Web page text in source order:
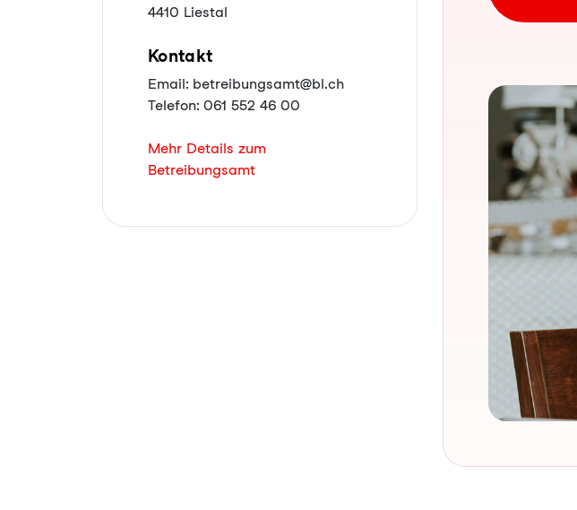
4410 Liestal
Kontakt
Email: betreibungsamt@bl.ch
Telefon: 061 552 46 00
Mehr Details zum
Betreibungsamt